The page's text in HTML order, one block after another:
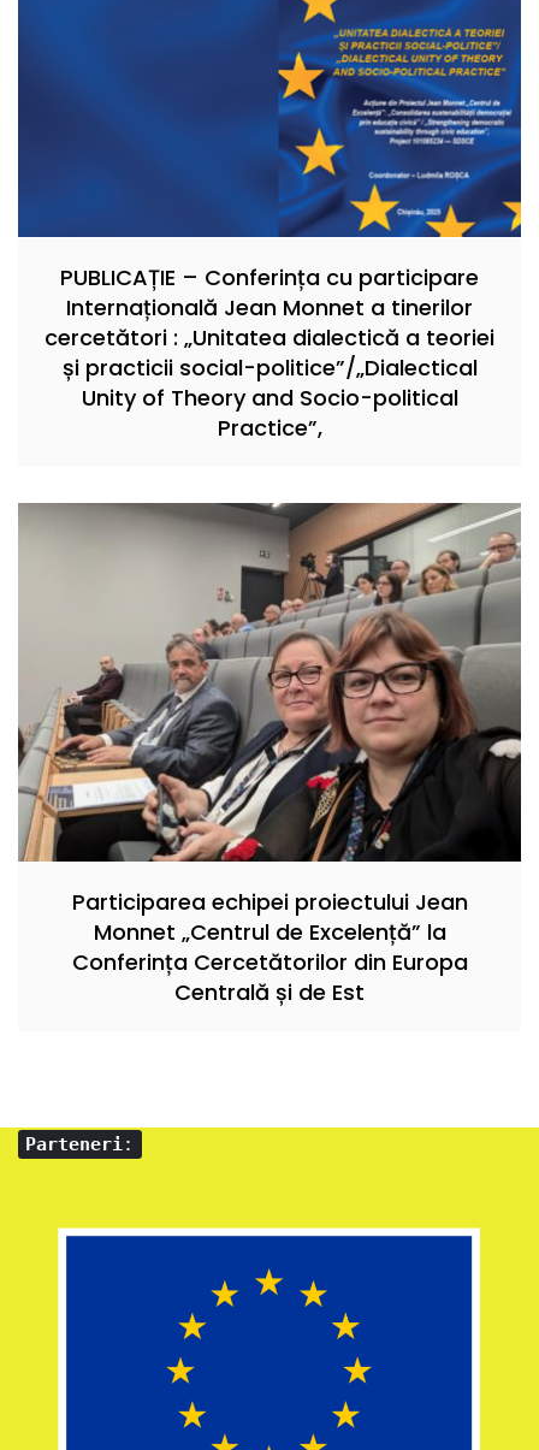
PUBLICAȚIE – Conferința cu participare
Internațională Jean Monnet a tinerilor
cercetători : „Unitatea dialectică a teoriei
și practicii social-politice”/„Dialectical
Unity of Theory and Socio-political
Practice”,
Participarea echipei proiectului Jean
Monnet „Centrul de Excelență” la
Conferința Cercetătorilor din Europa
Centrală și de Est
Parteneri: